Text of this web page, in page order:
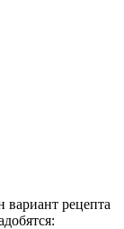
рецепта